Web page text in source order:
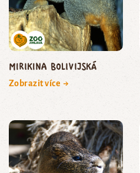
mirikina bolivijská
Zobrazit více →